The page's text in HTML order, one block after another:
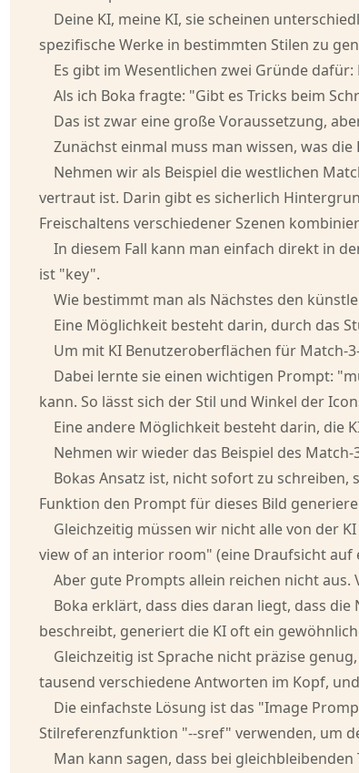
Deine KI, meine KI, sie scheinen
spezifische Werke in bestimmten Stilen zu
Es gibt im Wesentlichen zwei Gründe
Als ich Boka fragte: "Gibt es Tricks beim
Das ist zwar eine große Voraussetzung,
Zunächst einmal muss man wissen, was
Nehmen wir als Beispiel die westlichen
vertraut ist. Darin gibt es sicherlich
Freischaltens verschiedener Szenen
In diesem Fall kann man einfach direkt in
ist "key".
Wie bestimmt man als Nächstes den
Eine Möglichkeit besteht darin, durch das
Um mit KI Benutzeroberflächen für Match-
Dabei lernte sie einen wichtigen Prompt:
kann. So lässt sich der Stil und Winkel der
Eine andere Möglichkeit besteht darin, die
Nehmen wir wieder das Beispiel des
Bokas Ansatz ist, nicht sofort zu
Funktion den Prompt für dieses Bild
Gleichzeitig müssen wir nicht alle von der
view of an interior room" (eine Draufsicht
Aber gute Prompts allein reichen nicht aus.
Boka erklärt, dass dies daran liegt, dass
beschreibt, generiert die KI oft ein
Gleichzeitig ist Sprache nicht präzise
tausend verschiedene Antworten im Kopf,
Die einfachste Lösung ist das "Image
Stilreferenzfunktion "--sref" verwenden, um
Man kann sagen, dass bei